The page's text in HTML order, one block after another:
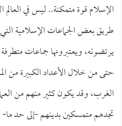
الإسلام قوة متمكنة.. ليس في
طريق بعض الجماعات الإسلامية
يرتضونه، ويعتبرونها جماعات
حتى من خلال الأعداد الكبيرة من
الغرب، وقد يكون كثير منهم من
تجدهم متمسكين بدينهم -إلى حد